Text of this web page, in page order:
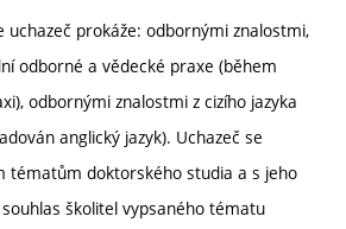
uchazeč prokáže: odbornými znalostmi,
odborné a vědecké praxe (během
odbornými znalostmi z cizího jazyka
anglický jazyk). Uchazeč se
tématům doktorského studia a s jeho
školitel vypsaného tématu